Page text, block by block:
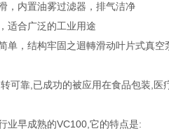
，内置油雾过滤器，排气洁净
适合广泛的工业用途
，结构牢固之迴轉滑动叶片式真空
靠,已成功的被应用在食品包装,医
业早成熟的VC100,它的特点是: